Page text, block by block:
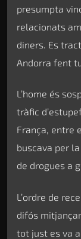
presumpta
relacionats
diners. Es
Andorra fent
L’home és
tràfic
França, entre
buscava per
de drogues a
L’ordre de
difós
tot just es va